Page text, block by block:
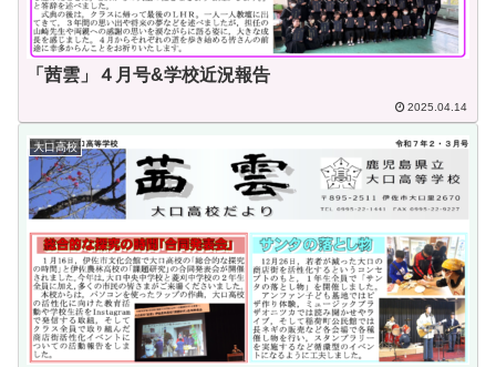
「茜雲」４月号&学校近況報告
2025.04.14
大口高校